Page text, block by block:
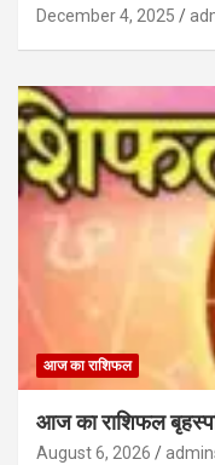
December 4, 2025
आज का राशिफल
आज का राशिफल
August 6, 2026